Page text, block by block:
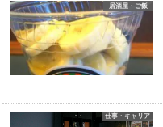
居酒屋・ご飯
仕事・キャリア